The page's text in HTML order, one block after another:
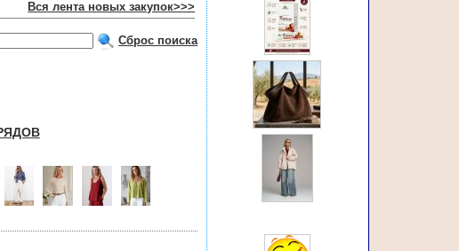
Вся лента новых закупок>>>
Сброс поиска